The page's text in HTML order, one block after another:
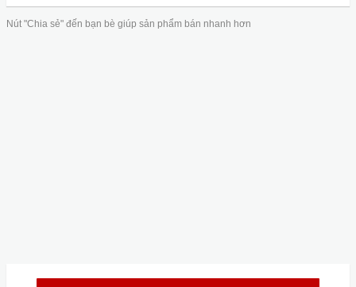
Nút "Chia sẻ" đến bạn bè giúp sản phẩm bán nhanh hơn